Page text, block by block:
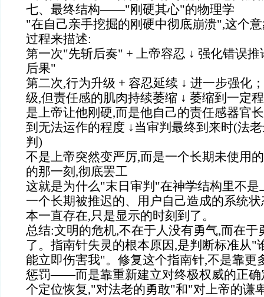
七、最终结构——"刚硬其心"的物理学
"在自己亲手挖掘的刚硬中彻底崩溃",这个
过程来描述:
第一次"先斩后奏" + 上帝容忍 ↓ 强化错误
后果"
第二次,行为升级 + 容忍延续 ↓ 进一步强化
级,但责任感的肌肉持续萎缩 ↓ 萎缩到一
是上帝让他刚硬,而是他自己的责任感器官
到无法运作的程度 ↓当审判最终到来时(法
判)
不是上帝突然变严厉,而是一个长期未使用
的那一刻,彻底罢工
这就是为什么"末日审判"在神学结构里不是
一个长期被推迟的、用户自己造成的系统
本一直存在,只是显示的时刻到了。
总结:文明的危机,不在于人没有勇气,而在于
了。指南针失灵的根本原因,是判断标准从"
能立即伤害我"。修复这个指南针,不是靠更
惩罚——而是靠重新建立对终极权威的正确
个定位恢复,"对法老的勇敢"和"对上帝的谦